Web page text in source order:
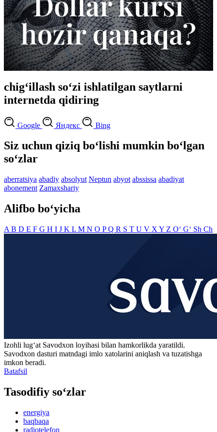
chig‘illash so‘zi ishlatilgan saytlarni
internetda qidiring
Google Яндекс Bing
Siz uchun qiziq bo‘lishi mumkin bo‘lgan
so‘zlar
aberratsiya abadiy absolyut Neptun abyot abssissa abadiyat
abonement Zamaxshariy
Alifbo bo‘yicha
A B D E F G H I J K L M N O PQ R S T U V X Y Z O‘ G‘ Sh Ch
Izohli lugʻat Savodxon loyihasi bilan hamkorlikda yaratildi.
Savodxon dasturi matndagi imlo xatolarini aniqlash va tuzatishga
imkon beradi.
Batafsil
Tasodifiy so‘zlar
energiya
baqbaqa
radiotelefon